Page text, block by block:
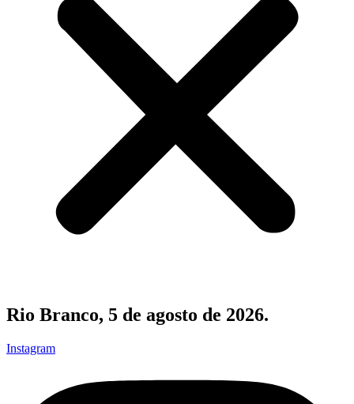
Rio Branco, 5 de agosto de 2026.
Instagram